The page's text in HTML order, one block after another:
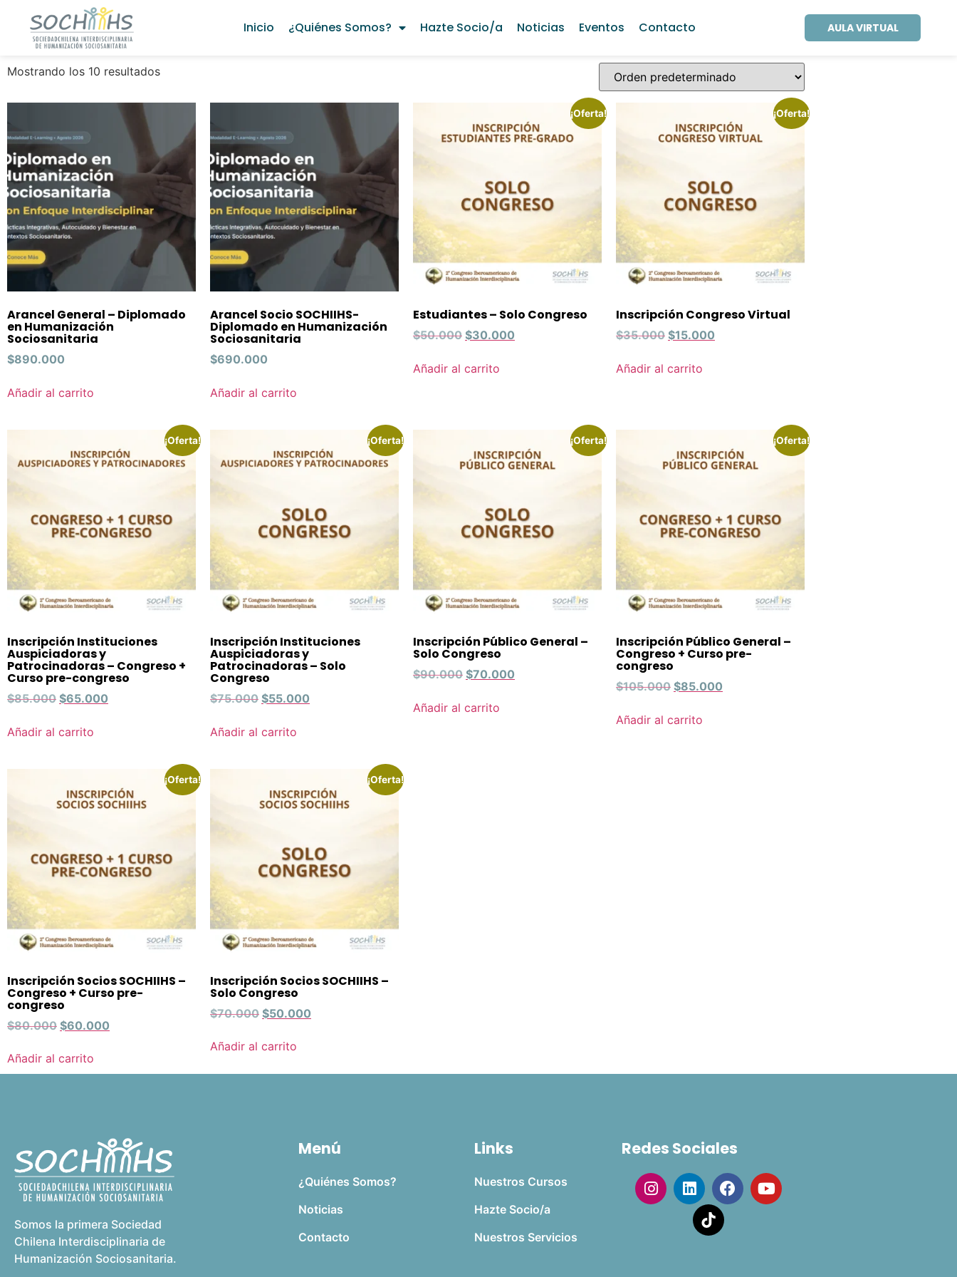
Inicio ¿Quiénes Somos? Hazte Socio/a Noticias Eventos Contacto AULA VIRTUAL
Mostrando los 10 resultados
Arancel General – Diplomado
en Humanización
Sociosanitaria
$890.000
Añadir al carrito
Arancel Socio SOCHIIHS-
Diplomado en Humanización
Sociosanitaria
$690.000
Añadir al carrito
¡Oferta!
Estudiantes – Solo Congreso
$50.000 $30.000
Añadir al carrito
¡Oferta!
Inscripción Congreso Virtual
$35.000 $15.000
Añadir al carrito
¡Oferta!
Inscripción Instituciones
Auspiciadoras y
Patrocinadoras – Congreso +
Curso pre-congreso
$85.000 $65.000
Añadir al carrito
¡Oferta!
Inscripción Instituciones
Auspiciadoras y
Patrocinadoras – Solo
Congreso
$75.000 $55.000
Añadir al carrito
¡Oferta!
Inscripción Público General –
Solo Congreso
$90.000 $70.000
Añadir al carrito
¡Oferta!
Inscripción Público General –
Congreso + Curso pre-
congreso
$105.000 $85.000
Añadir al carrito
¡Oferta!
Inscripción Socios SOCHIIHS –
Congreso + Curso pre-
congreso
$80.000 $60.000
Añadir al carrito
¡Oferta!
Inscripción Socios SOCHIIHS –
Solo Congreso
$70.000 $50.000
Añadir al carrito
Somos la primera Sociedad
Chilena Interdisciplinaria de
Humanización Sociosanitaria.
Menú
¿Quiénes Somos?
Noticias
Contacto
Links
Nuestros Cursos
Hazte Socio/a
Nuestros Servicios
Redes Sociales